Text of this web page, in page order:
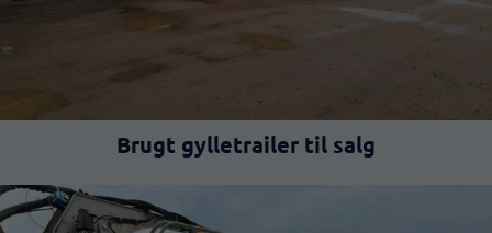
Brugt gylletrailer til salg